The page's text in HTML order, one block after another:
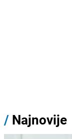
/ Najnovije